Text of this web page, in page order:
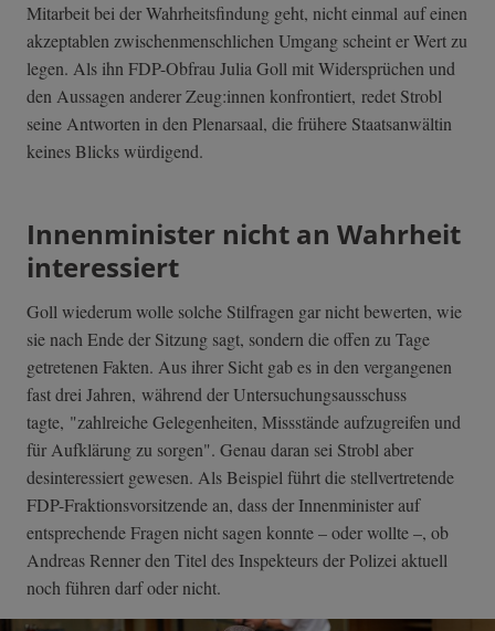
Mitarbeit bei der Wahrheitsfindung geht, nicht einmal auf einen
akzeptablen zwischenmenschlichen Umgang scheint er Wert zu
legen. Als ihn FDP-Obfrau Julia Goll mit Widersprüchen und
den Aussagen anderer Zeug:innen konfrontiert, redet Strobl
seine Antworten in den Plenarsaal, die frühere Staatsanwältin
keines Blicks würdigend.
Innenminister nicht an Wahrheit
interessiert
Goll wiederum wolle solche Stilfragen gar nicht bewerten, wie
sie nach Ende der Sitzung sagt, sondern die offen zu Tage
getretenen Fakten. Aus ihrer Sicht gab es in den vergangenen
fast drei Jahren, während der Untersuchungsausschuss
tagte, "zahlreiche Gelegenheiten, Missstände aufzugreifen und
für Aufklärung zu sorgen". Genau daran sei Strobl aber
desinteressiert gewesen. Als Beispiel führt die stellvertretende
FDP-Fraktionsvorsitzende an, dass der Innenminister auf
entsprechende Fragen nicht sagen konnte – oder wollte –, ob
Andreas Renner den Titel des Inspekteurs der Polizei aktuell
noch führen darf oder nicht.